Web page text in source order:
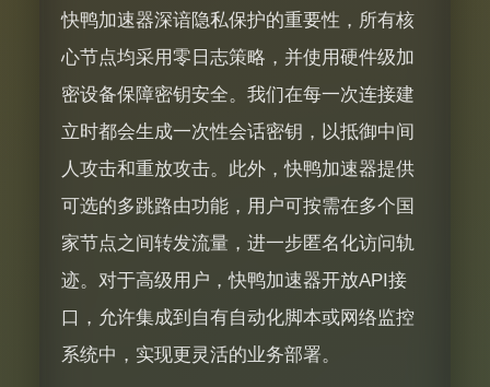
快鸭加速器深谙隐私保护的重要性，所有核
心节点均采用零日志策略，并使用硬件级加
密设备保障密钥安全。我们在每一次连接建
立时都会生成一次性会话密钥，以抵御中间
人攻击和重放攻击。此外，快鸭加速器提供
可选的多跳路由功能，用户可按需在多个国
家节点之间转发流量，进一步匿名化访问轨
迹。对于高级用户，快鸭加速器开放API接
口，允许集成到自有自动化脚本或网络监控
系统中，实现更灵活的业务部署。